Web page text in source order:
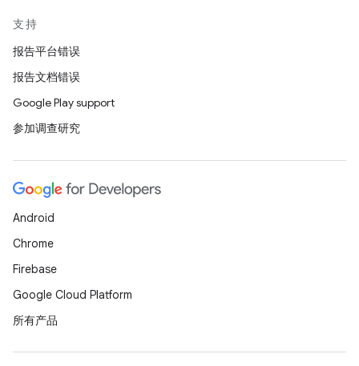
支持
报告平台错误
报告文档错误
Google Play support
参加调查研究
Android
Chrome
Firebase
Google Cloud Platform
所有产品